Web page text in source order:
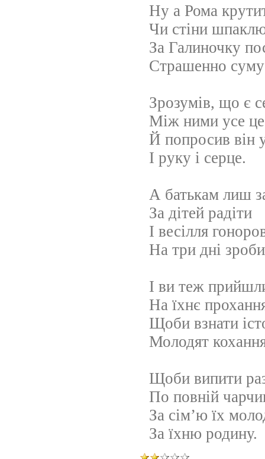
Ну а Рома
Чи стіни
За Галиночку
Страшенно
Зрозумів, що є
Між ними усе
Й попросив він
І руку і серце.
А батькам лиш
За дітей радіти
І весілля
На три дні
І ви теж
На їхнє
Щоби взнати
Молодят
Щоби випити
По повній
За сім’ю їх
За їхню родину.